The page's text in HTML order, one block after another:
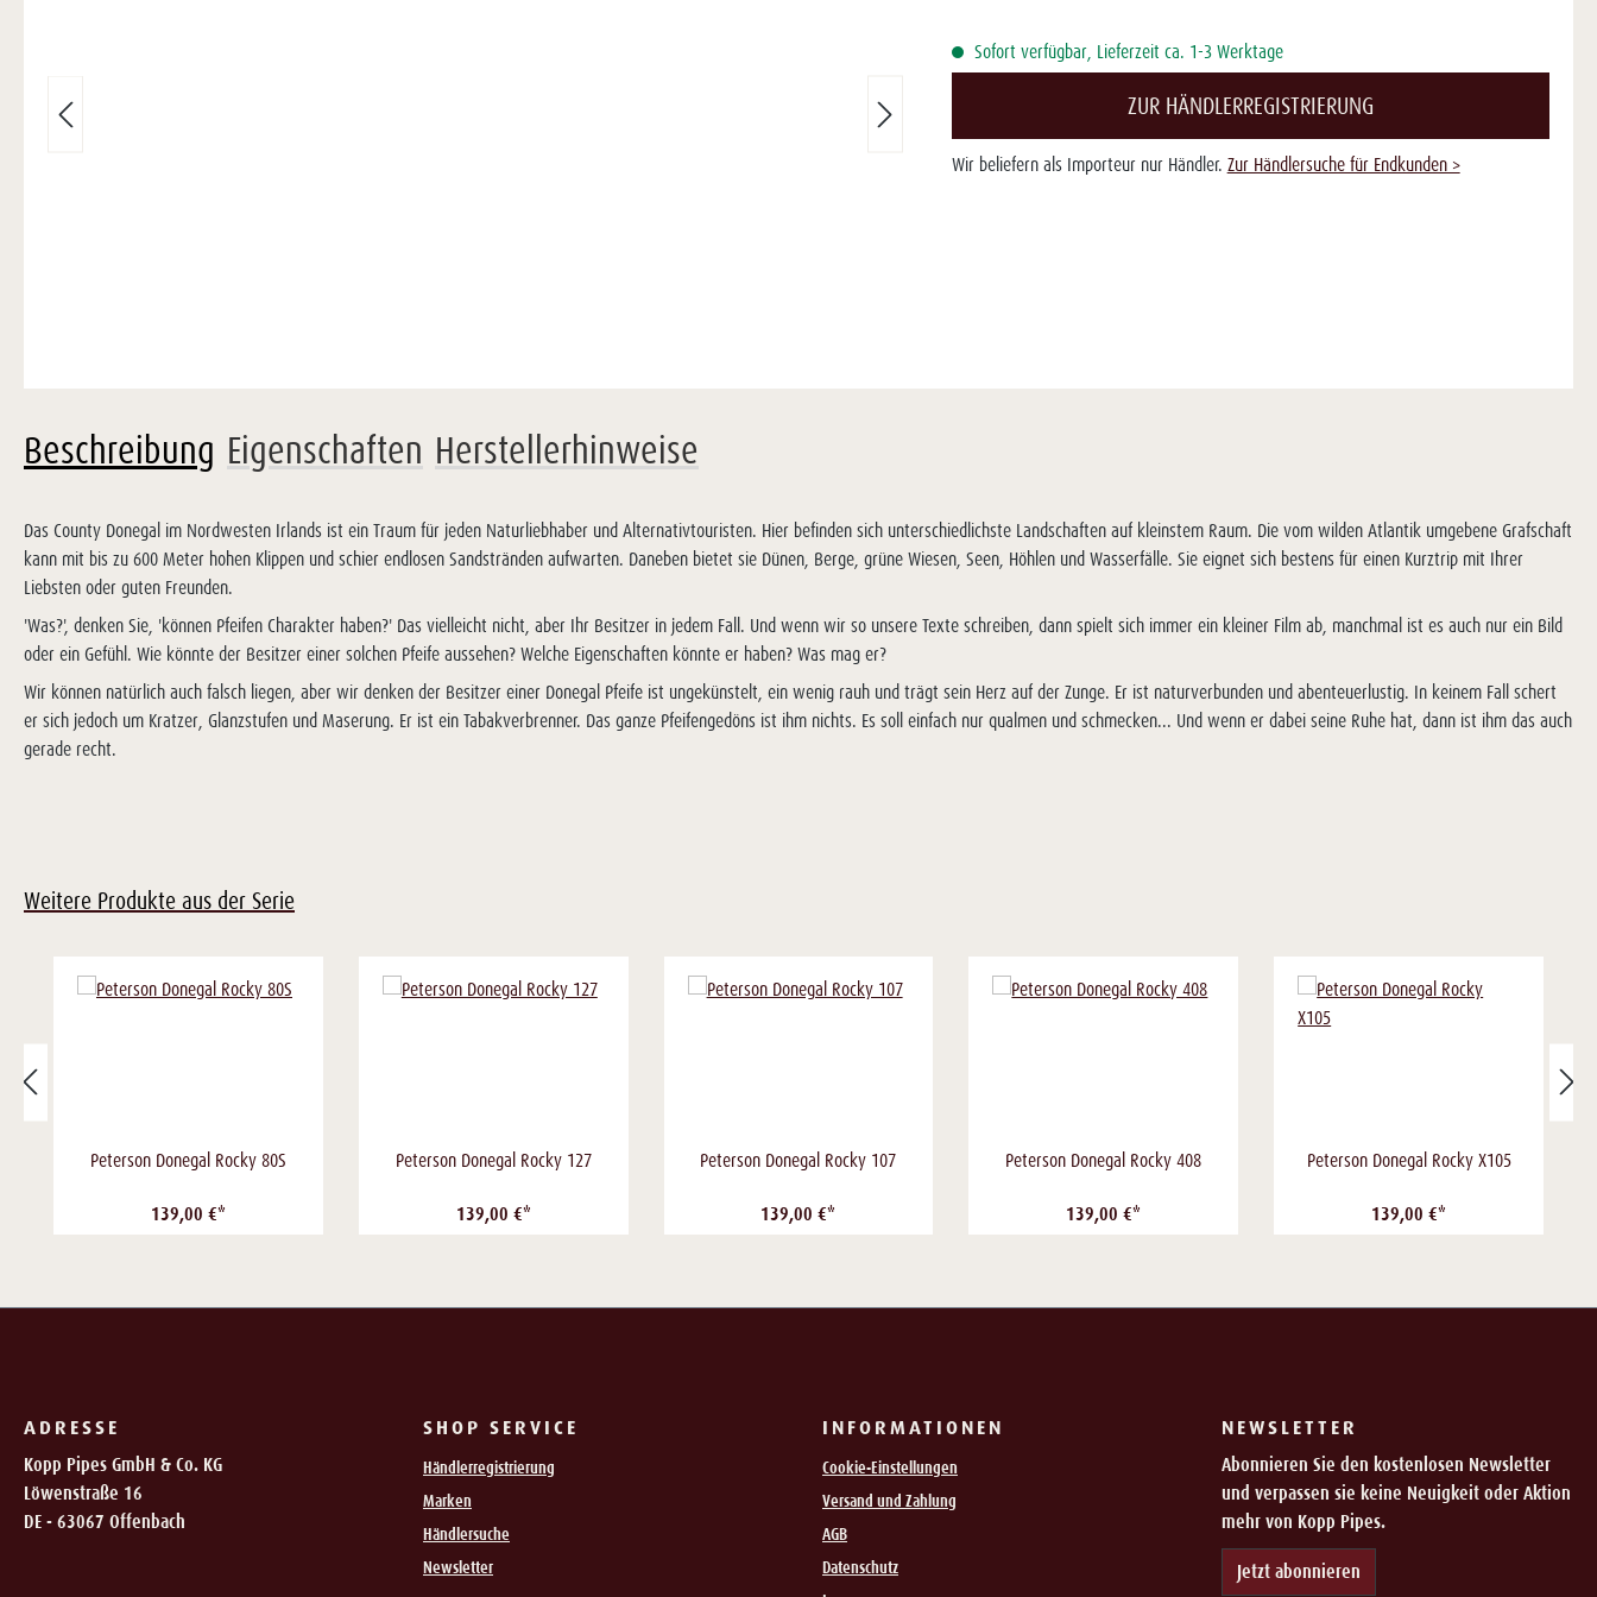
Sofort verfügbar, Lieferzeit ca. 1-3 Werktage
ZUR HÄNDLERREGISTRIERUNG
Wir beliefern als Importeur nur Händler. Zur Händlersuche für Endkunden >
Beschreibung Eigenschaften Herstellerhinweise
Das County Donegal im Nordwesten Irlands ist ein Traum für jeden Naturliebhaber und Alternativtouristen. Hier befinden sich unterschiedlichste Landschaften auf kleinstem Raum. Die vom wilden Atlantik umgebene Grafschaft
kann mit bis zu 600 Meter hohen Klippen und schier endlosen Sandstränden aufwarten. Daneben bietet sie Dünen, Berge, grüne Wiesen, Seen, Höhlen und Wasserfälle. Sie eignet sich bestens für einen Kurztrip mit Ihrer
Liebsten oder guten Freunden.
'Was?', denken Sie, 'können Pfeifen Charakter haben?' Das vielleicht nicht, aber Ihr Besitzer in jedem Fall. Und wenn wir so unsere Texte schreiben, dann spielt sich immer ein kleiner Film ab, manchmal ist es auch nur ein Bild
oder ein Gefühl. Wie könnte der Besitzer einer solchen Pfeife aussehen? Welche Eigenschaften könnte er haben? Was mag er?
Wir können natürlich auch falsch liegen, aber wir denken der Besitzer einer Donegal Pfeife ist ungekünstelt, ein wenig rauh und trägt sein Herz auf der Zunge. Er ist naturverbunden und abenteuerlustig. In keinem Fall schert
er sich jedoch um Kratzer, Glanzstufen und Maserung. Er ist ein Tabakverbrenner. Das ganze Pfeifengedöns ist ihm nichts. Es soll einfach nur qualmen und schmecken... Und wenn er dabei seine Ruhe hat, dann ist ihm das auch
gerade recht.
Weitere Produkte aus der Serie
Peterson Donegal Rocky 80S
139,00 €*
Peterson Donegal Rocky 127
139,00 €*
Peterson Donegal Rocky 107
139,00 €*
Peterson Donegal Rocky 408
139,00 €*
Peterson Donegal Rocky X105
139,00 €*
ADRESSE
Kopp Pipes GmbH & Co. KG
Löwenstraße 16
DE - 63067 Offenbach
SHOP SERVICE
Händlerregistrierung
Marken
Händlersuche
Newsletter
INFORMATIONEN
Cookie-Einstellungen
Versand und Zahlung
AGB
Datenschutz
NEWSLETTER
Abonnieren Sie den kostenlosen Newsletter
und verpassen sie keine Neuigkeit oder Aktion
mehr von Kopp Pipes.
Jetzt abonnieren